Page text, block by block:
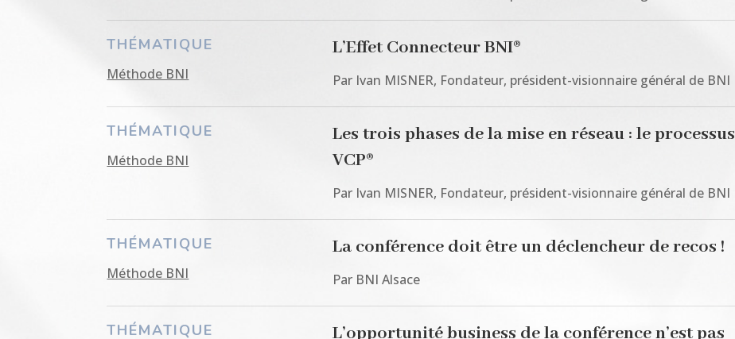
THÉMATIQUE
Méthode BNI
L’Effet Connecteur BNI®
Par Ivan MISNER, Fondateur, président-visionnaire général de BNI
THÉMATIQUE
Méthode BNI
Les trois phases de la mise en réseau : le processus
VCP®
Par Ivan MISNER, Fondateur, président-visionnaire général de BNI
THÉMATIQUE
Méthode BNI
La conférence doit être un déclencheur de recos !
Par BNI Alsace
THÉMATIQUE
L’opportunité business de la conférence n’est pas